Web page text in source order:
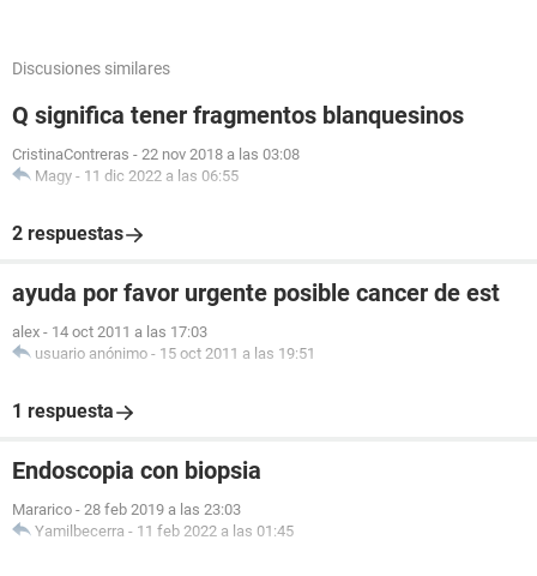
Discusiones similares
Q significa tener fragmentos blanquesinos
CristinaContreras - 22 nov 2018 a las 03:08
Magy - 11 dic 2022 a las 06:55
2 respuestas
ayuda por favor urgente posible cancer de est
alex - 14 oct 2011 a las 17:03
usuario anónimo - 15 oct 2011 a las 19:51
1 respuesta
Endoscopia con biopsia
Mararico - 28 feb 2019 a las 23:03
Yamilbecerra - 11 feb 2022 a las 01:45